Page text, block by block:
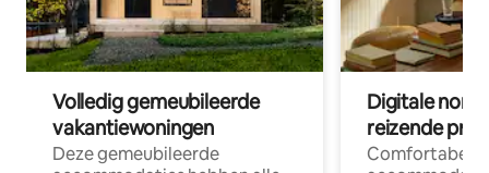
Volledig gemeubileerde
vakantiewoningen
Deze gemeubileerde
Digitale
reizende
Comfortabele